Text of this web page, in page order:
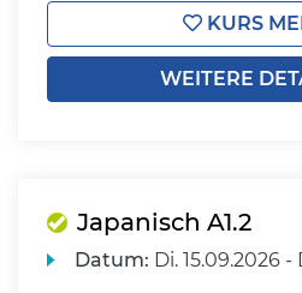
KURS
WEITERE
Japanisch A1.2
Datum: Di. 15.09.2026 -